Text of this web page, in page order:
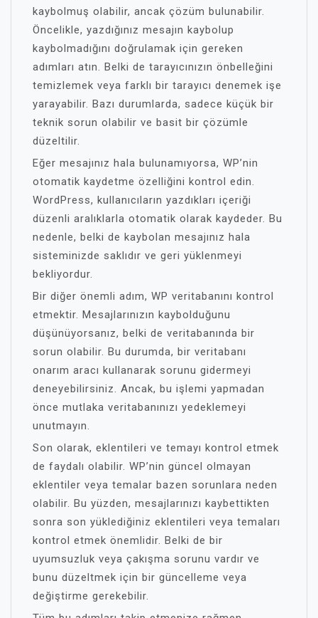
kaybolmuş olabilir, ancak çözüm bulunabilir.
Öncelikle, yazdığınız mesajın kaybolup
kaybolmadığını doğrulamak için gereken
adımları atın. Belki de tarayıcınızın önbelleğini
temizlemek veya farklı bir tarayıcı denemek işe
yarayabilir. Bazı durumlarda, sadece küçük bir
teknik sorun olabilir ve basit bir çözümle
düzeltilir.
Eğer mesajınız hala bulunamıyorsa, WP’nin
otomatik kaydetme özelliğini kontrol edin.
WordPress, kullanıcıların yazdıkları içeriği
düzenli aralıklarla otomatik olarak kaydeder. Bu
nedenle, belki de kaybolan mesajınız hala
sisteminizde saklıdır ve geri yüklenmeyi
bekliyordur.
Bir diğer önemli adım, WP veritabanını kontrol
etmektir. Mesajlarınızın kaybolduğunu
düşünüyorsanız, belki de veritabanında bir
sorun olabilir. Bu durumda, bir veritabanı
onarım aracı kullanarak sorunu gidermeyi
deneyebilirsiniz. Ancak, bu işlemi yapmadan
önce mutlaka veritabanınızı yedeklemeyi
unutmayın.
Son olarak, eklentileri ve temayı kontrol etmek
de faydalı olabilir. WP’nin güncel olmayan
eklentiler veya temalar bazen sorunlara neden
olabilir. Bu yüzden, mesajlarınızı kaybettikten
sonra son yüklediğiniz eklentileri veya temaları
kontrol etmek önemlidir. Belki de bir
uyumsuzluk veya çakışma sorunu vardır ve
bunu düzeltmek için bir güncelleme veya
değiştirme gerekebilir.